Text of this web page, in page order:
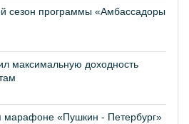
сезон программы «Амбассадоры
максимальную доходность
марафоне «Пушкин - Петербург»